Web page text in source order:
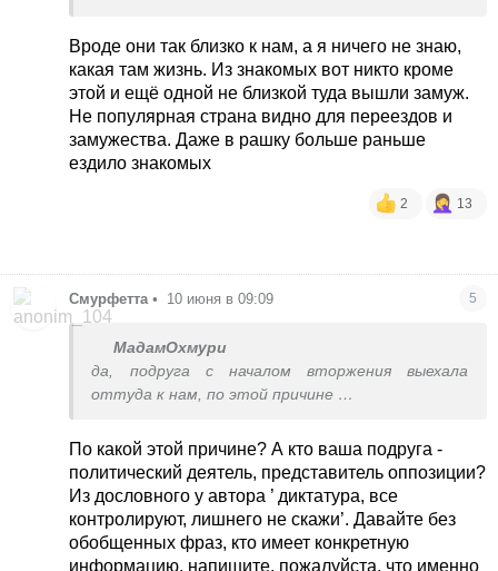
Вроде они так близко к нам, а я ничего не знаю,
какая там жизнь. Из знакомых вот никто кроме
этой и ещё одной не близкой туда вышли замуж.
Не популярная страна видно для переездов и
замужества. Даже в рашку больше раньше
ездило знакомых
2 13
Смурфетта • 10 июня в 09:09 5
МадамОхмури
да, подруга с началом вторжения выехала
оттуда к нам, по этой причине
года съездила в гости к ним.
По какой этой причине? А кто ваша подруга -
политический деятель, представитель оппозиции?
Из дословного у автора ’ диктатура, все
контролируют, лишнего не скажи’. Давайте без
обобщенных фраз, кто имеет конкретную
информацию, напишите, пожалуйста, что именно